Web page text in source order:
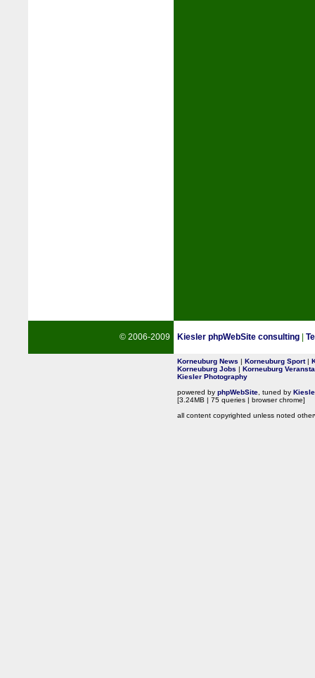
© 2006-2009 Kiesler phpWebSite consulting
Korneuburg News | Korneuburg Sport|
Korneuburg Jobs | Korneuburg
Kiesler Photography
powered by phpWebSite , tuned by
[3.24MB | 75 queries | browser chrome]
all content copyrighted unless noted